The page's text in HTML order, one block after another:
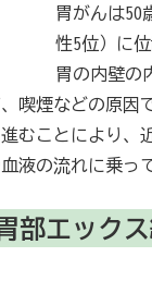
胃がんは50
性5位）に
胃の内壁の
喫煙などの原因
むことにより、
液の流れに乗っ
部エック